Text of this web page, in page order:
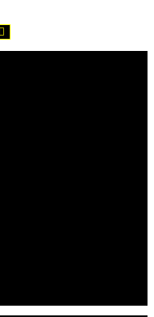
starten